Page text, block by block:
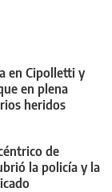
en Cipolletti y
en plena
heridos
de
la policía y la